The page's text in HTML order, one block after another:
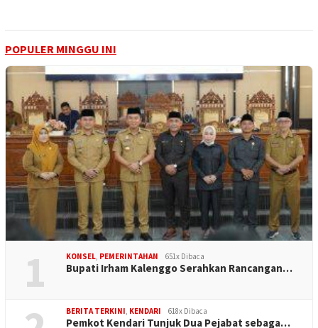
POPULER MINGGU INI
1 KONSEL PEMERINTAHAN 651x Dibaca
Bupati Irham Kalenggo Serahkan Rancangan…
BERITA TERKINI KENDARI 618x Dibaca
Pemkot Kendari Tunjuk Dua Pejabat sebaga…